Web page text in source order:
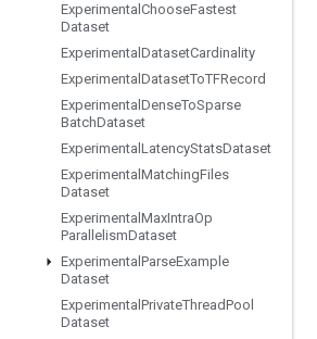
Experimental ChooseFastest
Dataset
Experimental DatasetCardinality
Experimental DatasetToTFRecord
Experimental DenseToSparse
BatchDataset
Experimental LatencyStatsDataset
Experimental MatchingFiles
Dataset
Experimental MaxIntraOp
ParallelismDataset
Experimental ParseExample
Dataset
Experimental PrivateThreadPool
Dataset